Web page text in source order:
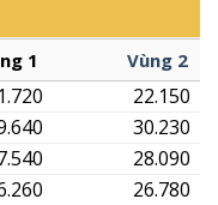
1 Vùng 2
22.150
30.230
28.090
26.780